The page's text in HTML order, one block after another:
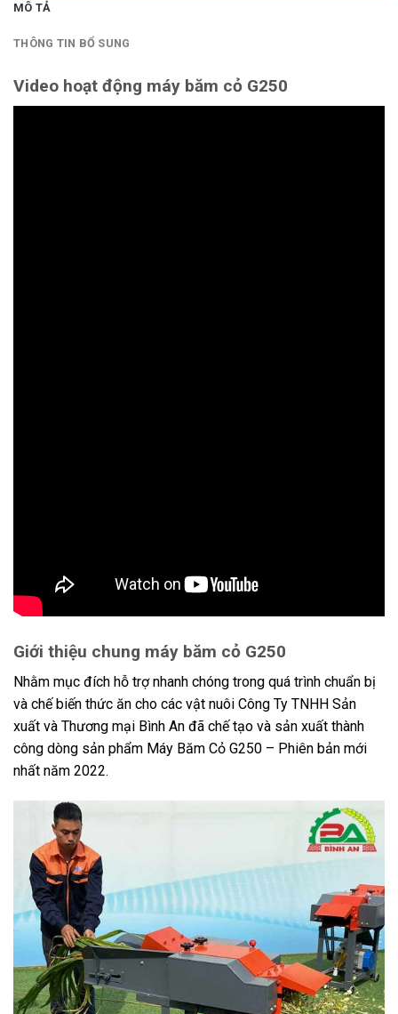
MÔ TẢ
THÔNG TIN BỔ SUNG
Video hoạt động máy băm cỏ G250
Giới thiệu chung máy băm cỏ G250
Nhằm mục đích hỗ trợ nhanh chóng trong quá trình chuẩn bị
và chế biến thức ăn cho các vật nuôi Công Ty TNHH Sản
xuất và Thương mại Bình An đã chế tạo và sản xuất thành
công dòng sản phẩm Máy Băm Cỏ G250 – Phiên bản mới
nhất năm 2022.